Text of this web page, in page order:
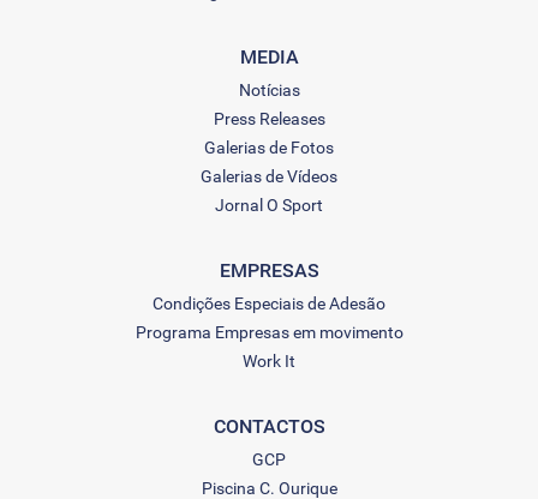
MEDIA
Notícias
Press Releases
Galerias de Fotos
Galerias de Vídeos
Jornal O Sport
EMPRESAS
Condições Especiais de Adesão
Programa Empresas em movimento
Work It
CONTACTOS
GCP
Piscina C. Ourique